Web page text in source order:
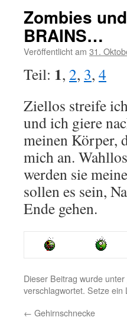
Zombies
BRAINS…
Veröffentlicht am 31.
Teil: 1, 2, 3, 4
Ziellos streife
und ich giere
meinen Körper,
mich an.
werden sie
sollen es sein,
Ende gehen.
Dieser Beitrag wurde unter
verschlagwortet. Setze ein
← Gehirnschnecke